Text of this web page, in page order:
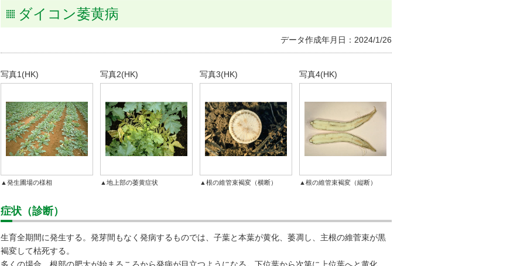
ダイコン萎黄病
データ作成年月日：2024/1/26
写真1(HK)
▲発生圃場の様相
写真2(HK)
▲地上部の萎黄症状
写真3(HK)
▲根の維管束褐変（横断）
写真4(HK)
▲根の維管束褐変（縦断）
症状（診断）
生育全期間に発生する。発芽間もなく発病するものでは、子葉と本葉が黄化、萎凋し、主根の維菅束が黒
褐変して枯死する。